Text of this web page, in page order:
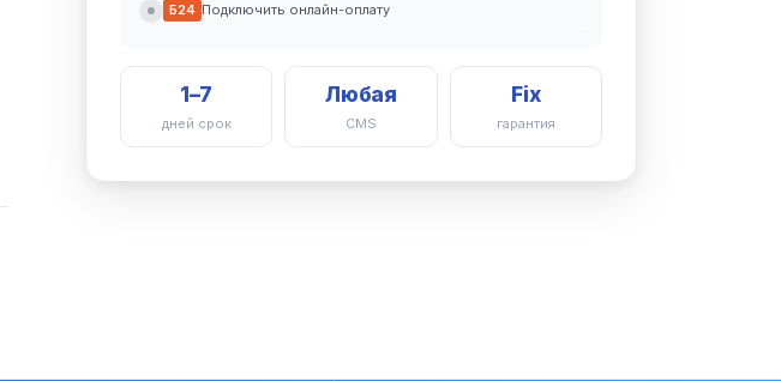
Б24 Подключить онлайн-оплату
1–7
дней срок
Любая
CMS
Fix
гарантия